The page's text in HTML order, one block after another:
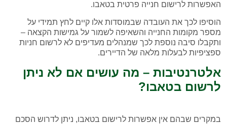
האפשרות לרישום חנייה פרטית בטאבו.
הוסיפו לכך את העובדה שבמוסדות אלו קיים לחץ תמידי על
מספר מקומות החנייה והשאיפה לשמור על גמישות הקצאה –
ותקבלו סיבה נוספת לכך שמנהלים מעדיפים לא לרשום חניות
ספציפיות לבעלות מלאה של הדיירים.
אלטרנטיבות – מה עושים אם לא ניתן
לרשום בטאבו?
במקרים שבהם אין אפשרות לרישום בטאבו, ניתן לדרוש הסכם